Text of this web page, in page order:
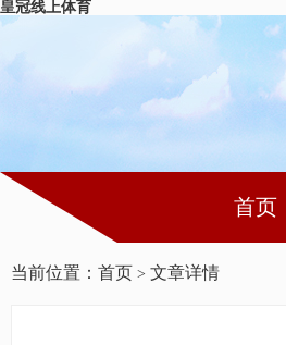
皇冠线上体育
首页
当前位置： 首页 > 文章详情